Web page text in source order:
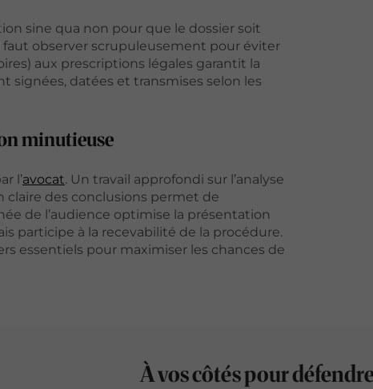
sine qua non pour que le dossier soit
faut observer scrupuleusement pour éviter
aux prescriptions légales garantit la
signées, datées et transmises selon les
minutieuse
l’avocat. Un travail approfondi sur l’analyse
claire des conclusions permet de
de l’audience optimise la présentation
participe à la recevabilité de la procédure.
essentiels pour maximiser les chances de
À vos côtés pour